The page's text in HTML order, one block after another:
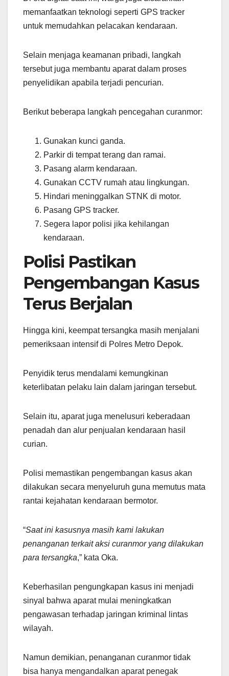
memanfaatkan teknologi seperti GPS tracker
untuk memudahkan pelacakan kendaraan.
Selain menjaga keamanan pribadi, langkah
tersebut juga membantu aparat dalam proses
penyelidikan apabila terjadi pencurian.
Berikut beberapa langkah pencegahan curanmor:
Gunakan kunci ganda.
Parkir di tempat terang dan ramai.
Pasang alarm kendaraan.
Gunakan CCTV rumah atau lingkungan.
Hindari meninggalkan STNK di motor.
Pasang GPS tracker.
Segera lapor polisi jika kehilangan
kendaraan.
Polisi Pastikan
Pengembangan Kasus
Terus Berjalan
Hingga kini, keempat tersangka masih menjalani
pemeriksaan intensif di Polres Metro Depok.
Penyidik terus mendalami kemungkinan
keterlibatan pelaku lain dalam jaringan tersebut.
Selain itu, aparat juga menelusuri keberadaan
penadah dan alur penjualan kendaraan hasil
curian.
Polisi memastikan pengembangan kasus akan
dilakukan secara menyeluruh guna memutus mata
rantai kejahatan kendaraan bermotor.
“Saat ini kasusnya masih kami lakukan
penanganan terkait aksi curanmor yang dilakukan
para tersangka,” kata Oka.
Keberhasilan pengungkapan kasus ini menjadi
sinyal bahwa aparat mulai meningkatkan
pengawasan terhadap jaringan kriminal lintas
wilayah.
Namun demikian, penanganan curanmor tidak
bisa hanya mengandalkan aparat penegak